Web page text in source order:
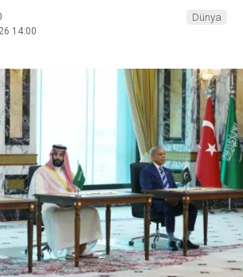
14:00
Dünya